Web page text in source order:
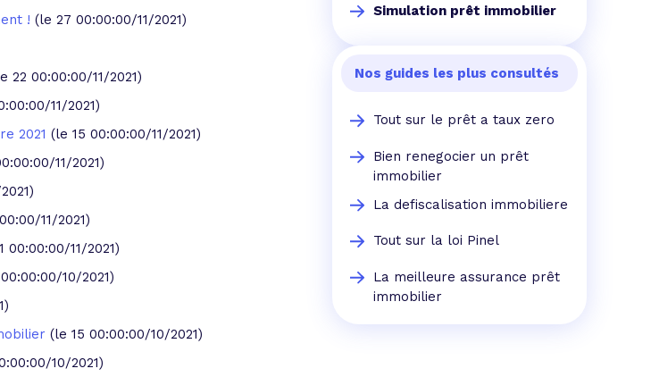
! (le 27 00:00:00/11/2021)
22 00:00:00/11/2021)
11/2021)
2021 (le 15 00:00:00/11/2021)
11/2021)
11/2021)
00:00:00/11/2021)
10/2021)
(le 15 00:00:00/10/2021)
10/2021)
Simulation prêt immobilier
Nos guides les plus consultés
Tout sur le prêt a taux zero
Bien renegocier un prêt
immobilier
La defiscalisation immobiliere
Tout sur la loi Pinel
La meilleure assurance prêt
immobilier